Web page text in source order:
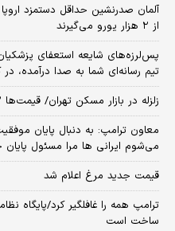
آلمان صدرنشین حداقل دستمزد
از ۲ هزار یورو می‌گیرند
پس‌لرزه‌های شایعه استعفای
تیم رسانه‌ای شما به صدا درآمده،
زلزله در بازار مسکن تهران/ قیمت‌ها ۲ برابر شد، خریدار ناپدید شد
معاون ترامپ: به دنبال پایان
می‌شوم ایرانی ها مرا مسئول پایان
قیمت جدید مرغ اعلام شد
ترامپ همه را غافلگیر کرد/پایگاه
ساخت است